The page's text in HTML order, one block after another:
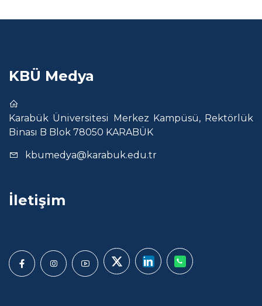
KBÜ Medya
Karabük Üniversitesi Merkez Kampüsü, Rektörlük
Binası B Blok 78050 KARABÜK
kbumedya@karabuk.edu.tr
İletişim